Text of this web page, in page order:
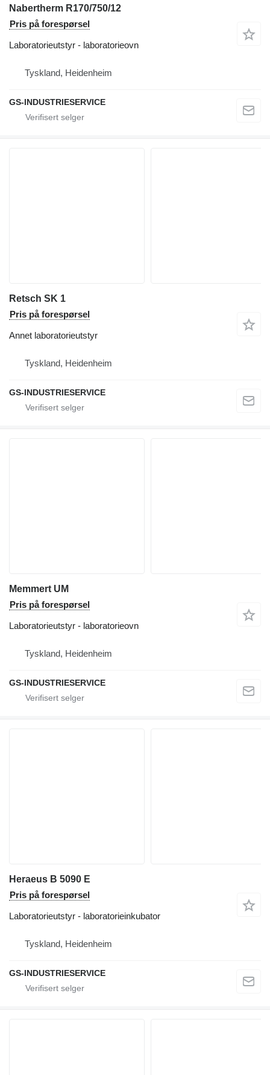
Nabertherm R170/750/12
Pris på forespørsel
Laboratorieutstyr - laboratorieovn
Tyskland, Heidenheim
GS-INDUSTRIESERVICE
Retsch SK 1
Pris på forespørsel
Annet laboratorieutstyr
Tyskland, Heidenheim
GS-INDUSTRIESERVICE
Memmert UM
Pris på forespørsel
Laboratorieutstyr - laboratorieovn
Tyskland, Heidenheim
GS-INDUSTRIESERVICE
Heraeus B 5090 E
Pris på forespørsel
Laboratorieutstyr - laboratorieinkubator
Tyskland, Heidenheim
GS-INDUSTRIESERVICE